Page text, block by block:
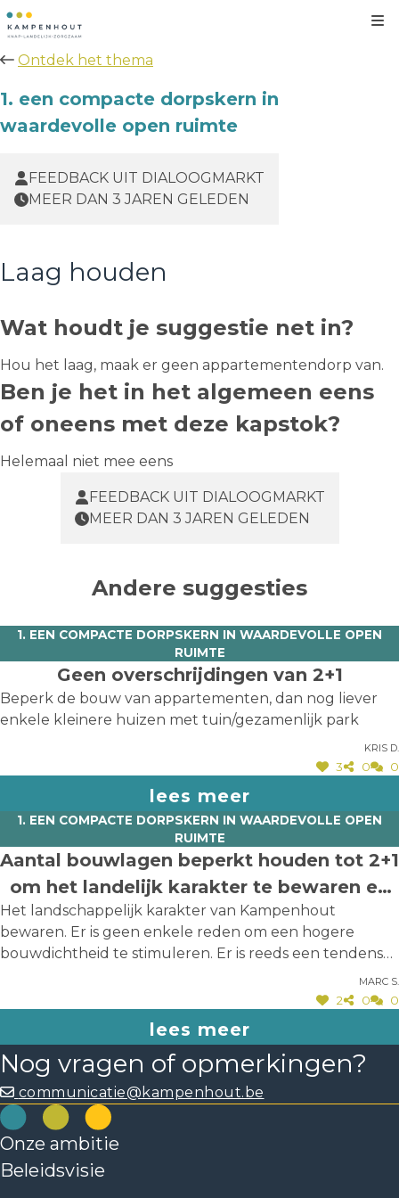
Ontdek het thema
1. een compacte dorpskern in
waardevolle open ruimte
FEEDBACK UIT DIALOOGMARKT
MEER DAN 3 JAREN GELEDEN
Laag houden
Wat houdt je suggestie net in?
Hou het laag, maak er geen appartementendorp van.
Ben je het in het algemeen eens
of oneens met deze kapstok?
Helemaal niet mee eens
FEEDBACK UIT DIALOOGMARKT
MEER DAN 3 JAREN GELEDEN
Andere suggesties
1. EEN COMPACTE DORPSKERN IN WAARDEVOLLE OPEN
RUIMTE
Geen overschrijdingen van 2+1
Beperk de bouw van appartementen, dan nog liever
enkele kleinere huizen met tuin/gezamenlijk park
Kris D.
3 0 0
lees meer
1. EEN COMPACTE DORPSKERN IN WAARDEVOLLE OPEN
RUIMTE
Aantal bouwlagen beperkt houden tot 2+1
om het landelijk karakter te bewaren en
niet verder te verstedelijken. Knap
landelijk dus.
Het landschappelijk karakter van Kampenhout
bewaren. Er is geen enkele reden om een hogere
bouwdichtheid te stimuleren. Er is reeds een tendens
waarin meer verhard en verstedelijkt wordt. Dit strookt
niet met de slogan knap landelijk. Ik verwijs naar het
OCMW en het verschijnen van een parkeerzone
(kinderkribbe) en toename van het verkeer in de
Kriekelaarstraat. Daar wordt dan een zogenaamde
fietsstraat van gemaakt als doekje voor het bloeden.
Verder zien we opduiken van een verdichting - zie
Dorpsstraat waar een hoeve met landelijk karakter
vervangen werd door een appartementsgebouw.
Marc S.
2 0 0
lees meer
Nog vragen of opmerkingen?
communicatie@kampenhout.be
Onze ambitie
Beleidsvisie